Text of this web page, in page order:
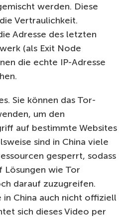
werden. Diese
Vertraulichkeit.
Adresse des letzten
(als Exit Node
die echte IP-Adresse
Sie können das Tor-
um den
auf bestimmte Websites
sind in China viele
gesperrt, sodass
Lösungen wie Tor
darauf zuzugreifen.
in China auch nicht offiziell
sich dieses Video per